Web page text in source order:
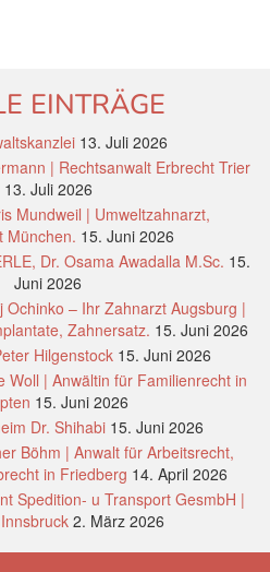
EINTRÄGE
13. Juli 2026
| Rechtsanwalt Erbrecht Trier
13. Juli 2026
Mundweil | Umweltzahnarzt,
München. 15. Juni 2026
Dr. Osama Awadalla M.Sc. 15.
Juni 2026
Ochinko – Ihr Zahnarzt Augsburg |
Zahnersatz. 15. Juni 2026
Hilgenstock 15. Juni 2026
Woll | Anwältin für Familienrecht in
15. Juni 2026
Dr. Shihabi 15. Juni 2026
Böhm | Anwalt für Arbeitsrecht,
in Friedberg 14. April 2026
Spedition- u Transport GesmbH |
2. März 2026